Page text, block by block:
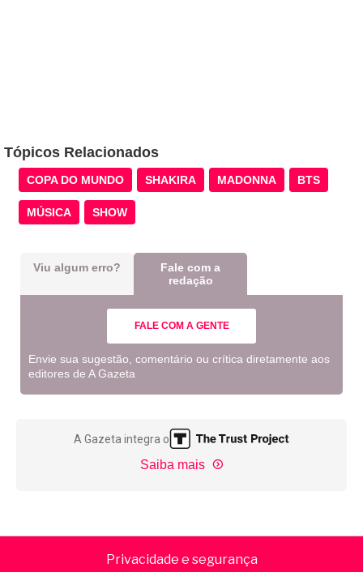
Tópicos Relacionados
COPA DO MUNDO SHAKIRA MADONNA BTS
MÚSICA SHOW
Viu algum erro?
Fale com a
redação
FALE COM A GENTE
Envie sua sugestão, comentário ou crítica diretamente aos
editores de A Gazeta
A Gazeta integra o
Saiba mais
Privacidade e segurança